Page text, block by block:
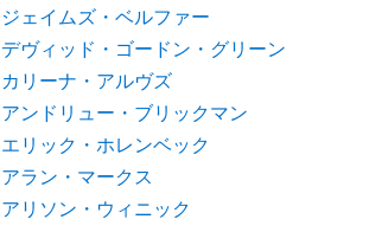
ジェイムズ・ベルファー
デヴィッド・ゴードン・グリーン
カリーナ・アルヴズ
アンドリュー・ブリックマン
エリック・ホレンベック
アラン・マークス
アリソン・ウィニック